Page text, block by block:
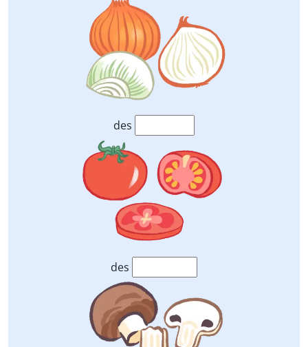
des
des